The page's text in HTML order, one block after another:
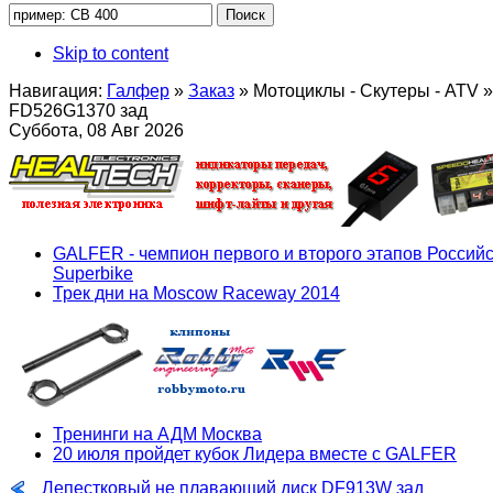
Skip to content
Навигация: Галфер » Заказ » Мотоциклы - Скутеры - ATV »
FD526G1370 зад
Суббота, 08 Авг 2026
GALFER - чемпион первого и второго этапов
Superbike
Трек дни на Moscow Raceway 2014
Тренинги на АДМ Москва
20 июля пройдет кубок Лидера вместе с GALFER
Лепестковый не плавающий диск DF913W зад